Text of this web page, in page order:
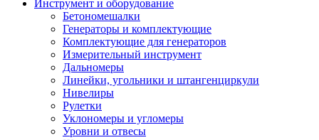
Инструмент и оборудование
Бетономешалки
Генераторы и комплектующие
Комплектующие для генераторов
Измерительный инструмент
Дальномеры
Линейки, угольники и штангенциркули
Нивелиры
Рулетки
Уклономеры и угломеры
Уровни и отвесы